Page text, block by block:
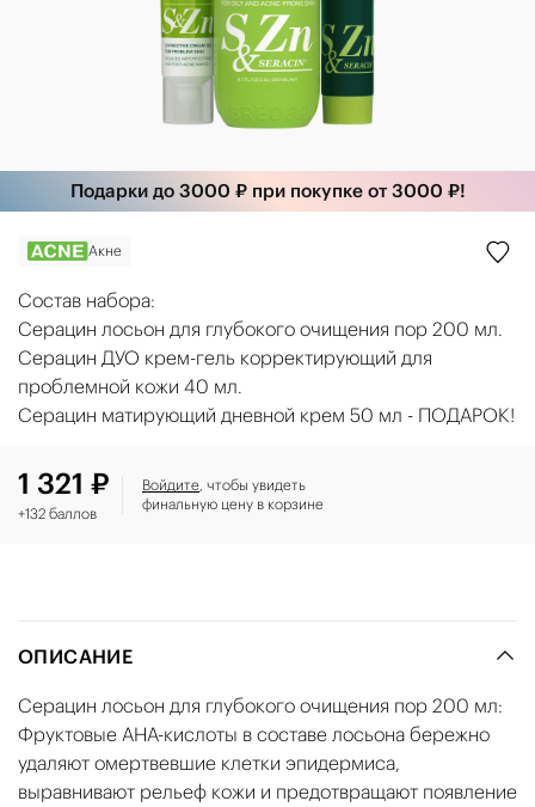
Подарки до 3000 ₽ при покупке от 3000 ₽!
Акне
Состав набора:
Серацин лосьон для глубокого очищения пор 200 мл.
Серацин ДУО крем-гель корректирующий для
проблемной кожи 40 мл.
Серацин матирующий дневной крем 50 мл - ПОДАРОК!
+132 баллов
1 321 ₽ Войдите, чтобы увидеть
финальную цену в корзине
ОПИСАНИЕ
Серацин лосьон для глубокого очищения пор 200 мл:
Фруктовые АНА-кислоты в составе лосьона бережно
удаляют омертвевшие клетки эпидермиса,
выравнивают рельеф кожи и предотвращают появление